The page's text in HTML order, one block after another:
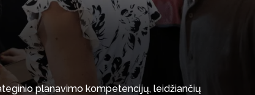
planavimo kompetencijų, leidžiančių